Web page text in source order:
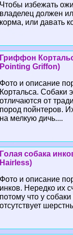
Чтобы избежать
владелец должен
корма, или давать
Гриффон
Pointing Griffon)
Фото и описание
Кортальса. Собаки
отличаются от
пород пойнтеров.
на мелкую дичь....
Гoлая собака
Hairless)
Фото и описание
инков. Нередко их
потому что у собаки
отсутствует